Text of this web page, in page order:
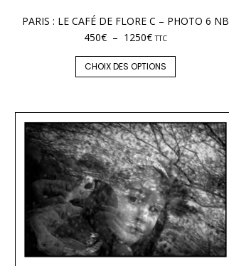
PARIS : LE CAFÉ DE FLORE C – PHOTO 6 NB
450€ – 1250€ TTC
CHOIX DES OPTIONS